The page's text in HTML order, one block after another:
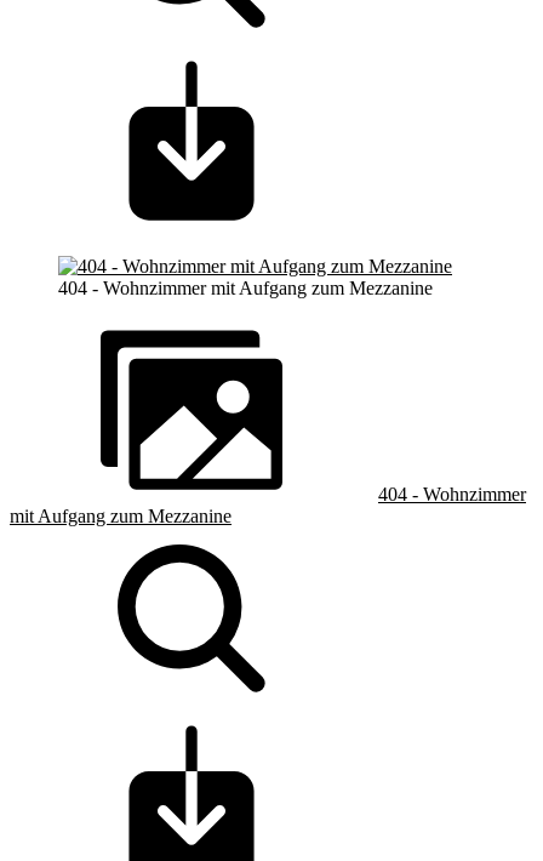
404 - Wohnzimmer mit Aufgang zum Mezzanine
404 - Wohnzimmer
mit Aufgang zum Mezzanine